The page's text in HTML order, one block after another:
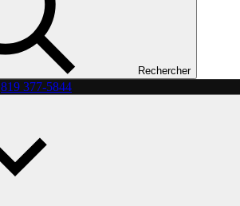
Rechercher
819 377-5844